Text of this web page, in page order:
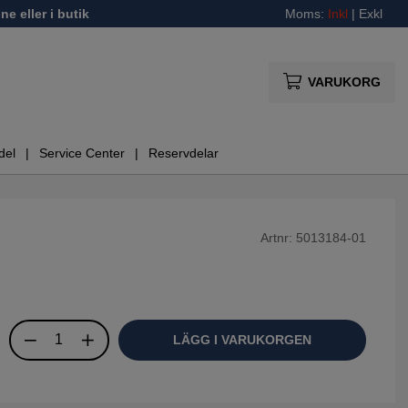
eller i butik Moms: Inkl | Exkl
VARUKORG
Service Center Reservdelar
Artnr: 5013184-01
LÄGG I VARUKORGEN